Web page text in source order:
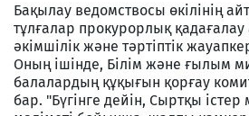
Бақылау ведомствосы өкілінің
тұлғалар прокурорлық
әкімшілік және тәртіптік
Оның ішінде, Білім және ғылым
балалардың құқығын қорғау
бар. "Бүгінге дейін, Сыртқы істер